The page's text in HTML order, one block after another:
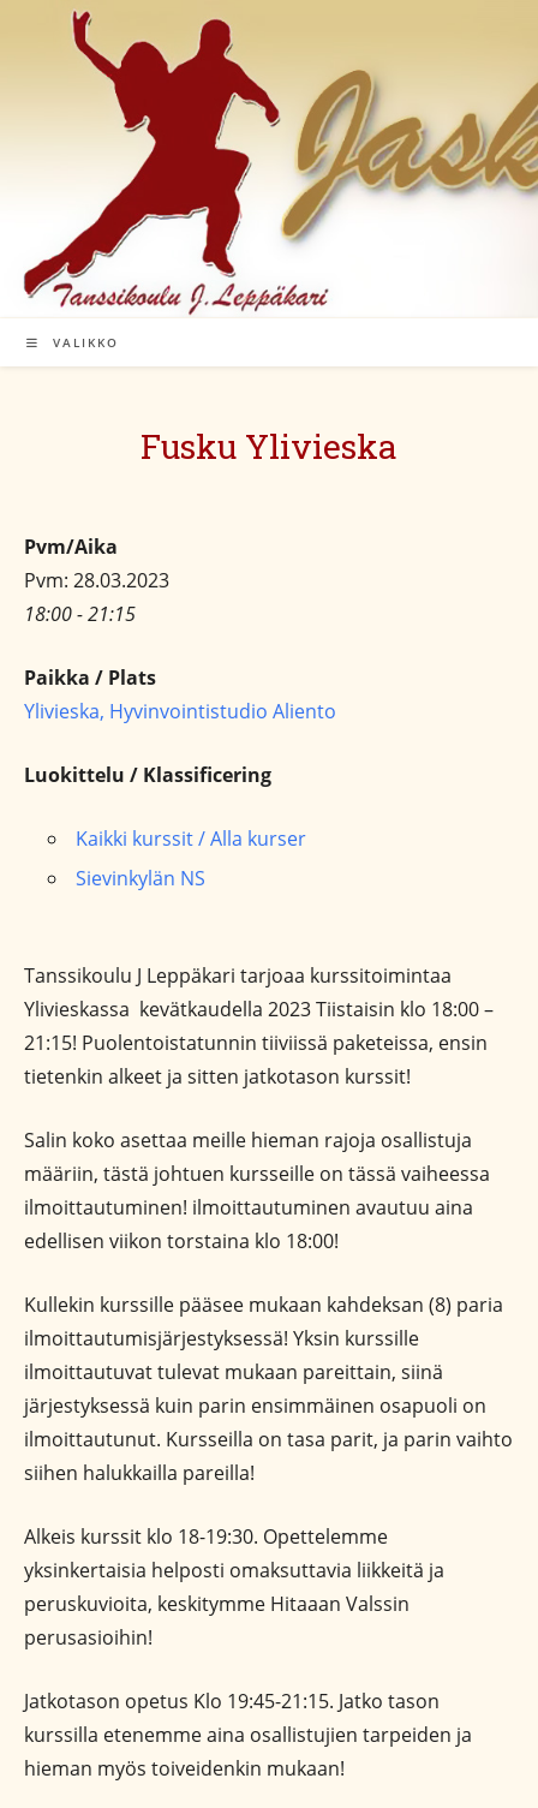
VALIKKO
Fusku Ylivieska
Pvm/Aika
Pvm: 28.03.2023
18:00 - 21:15
Paikka / Plats
Ylivieska, Hyvinvointistudio Aliento
Luokittelu / Klassificering
Kaikki kurssit / Alla kurser
Sievinkylän NS
Tanssikoulu J Leppäkari tarjoaa kurssitoimintaa
Ylivieskassa kevätkaudella 2023 Tiistaisin klo 18:00 –
21:15! Puolentoistatunnin tiiviissä paketeissa, ensin
tietenkin alkeet ja sitten jatkotason kurssit!
Salin koko asettaa meille hieman rajoja osallistuja
määriin, tästä johtuen kursseille on tässä vaiheessa
ilmoittautuminen! ilmoittautuminen avautuu aina
edellisen viikon torstaina klo 18:00!
Kullekin kurssille pääsee mukaan kahdeksan (8) paria
ilmoittautumisjärjestyksessä! Yksin kurssille
ilmoittautuvat tulevat mukaan pareittain, siinä
järjestyksessä kuin parin ensimmäinen osapuoli on
ilmoittautunut. Kursseilla on tasa parit, ja parin vaihto
siihen halukkailla pareilla!
Alkeis kurssit klo 18-19:30. Opettelemme
yksinkertaisia helposti omaksuttavia liikkeitä ja
peruskuvioita, keskitymme Hitaaan Valssin
perusasioihin!
Jatkotason opetus Klo 19:45-21:15. Jatko tason
kurssilla etenemme aina osallistujien tarpeiden ja
hieman myös toiveidenkin mukaan!